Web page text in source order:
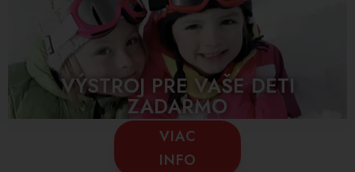
VÝSTROJ PRE VAŠE DETI
ZADARMO
VIAC
INFO